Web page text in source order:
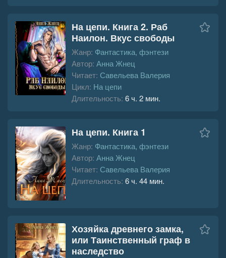
На цепи. Книга 2. Раб
Наилон. Вкус свободы
Жанр: Фантастика, фэнтези
Автор: Анна Жнец
Читает: Савельева Валерия
Цикл: На цепи
Длительность: 6 ч. 2 мин.
На цепи. Книга 1
Жанр: Фантастика, фэнтези
Автор: Анна Жнец
Читает: Савельева Валерия
Длительность: 6 ч. 44 мин.
Хозяйка древнего замка,
или Таинственный граф в
наследство